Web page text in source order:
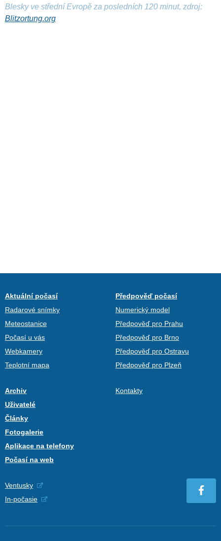
Blesky ve střední Evropě za posledních 120 minut, zdroj:
Blitzortung.org
Aktuální počasí
Radarové snímky
Meteostanice
Počasí u vás
Webkamery
Teplotní mapa
Předpověď počasí
Numerický model
Předpověď pro Prahu
Předpověď pro Brno
Předpověď pro Ostravu
Předpověď pro Plzeň
Archiv
Uživatelé
Články
Fotogalerie
Aplikace na telefony
Počasí na web
Kontakty
Ventusky
In-počasie